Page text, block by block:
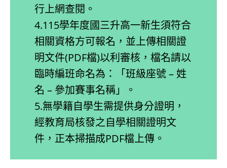
行上網查閱。
4.115學年度國三升高一新生須符合
相關資格方可報名，並上傳相關證
明文件(PDF檔)以利審核，檔名請以
臨時編班命名為：「班級座號 – 姓
名 – 參加賽事名稱」。
5.無學籍自學生需提供身分證明，
經教育局核發之自學相關證明文
件，正本掃描成PDF檔上傳。